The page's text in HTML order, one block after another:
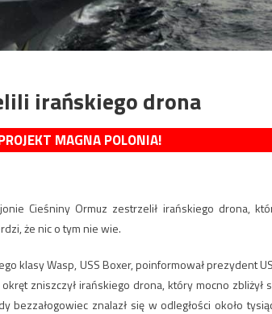
irańskiego drona
MAGNA POLONIA!
Cieśniny Ormuz zestrzelił irańskiego drona,
że nic o tym nie wie.
klasy Wasp, USS Boxer, poinformował prezydent
zniszczył irańskiego drona, który mocno zbliżył
bezzałogowiec znalazł się w odległości około